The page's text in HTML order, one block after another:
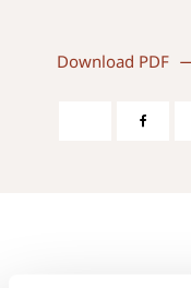
Download PDF